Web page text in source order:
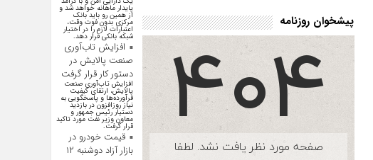
پیشخوان روزنامه
پایدار ماهانه خواهد شد و
از همین رو باید بانک
مرکزی بدون فوت وقت،
اعتبارات لازم را در اختیار
شبکه بانکی قرار دهد.
افزایش تاب‌آوری
صنعت پالایش در
دستور کار قرار گرفت
افزایش تاب‌آوری صنعت
پالایش، ارتقای کیفیت
فرآورده‌ها و پاسخگویی به
نیاز روزافزون در بازدید
دستیار رئیس جمهور و
معاون وزیر نفت مورد تاکید
قرار گرفت.
قیمت خودرو در
بازار آزاد دوشنبه ۱۲